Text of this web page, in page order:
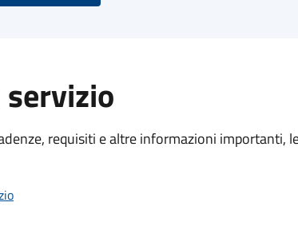
requisiti e altre informazioni importanti,